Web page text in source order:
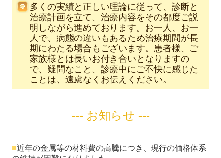
多くの実績と正しい理論に従って、診断と
治療計画を立て、治療内容をその都度ご説
明しながら進めております。お一人、お一
人で、病態の違いもあるため治療期間が長
期にわたる場合もございます。患者様、ご
家族様とは長いお付き合いとなりますの
で、疑問なこと、診療中にご不快に感じた
ことは、遠慮なくお伝えください。
--- お知らせ ---
■近年の金属等の材料費の高騰につき、現行の価格体系